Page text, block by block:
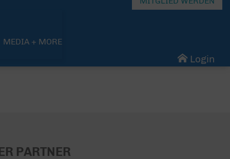
MEDIA + MORE
Login
PARTNER